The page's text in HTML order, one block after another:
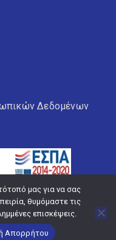
Δεδομένων
Ευόσμου
μας για να σας
θυμόμαστε τις
επισκέψεις.
Απορρήτου